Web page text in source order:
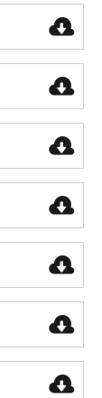






